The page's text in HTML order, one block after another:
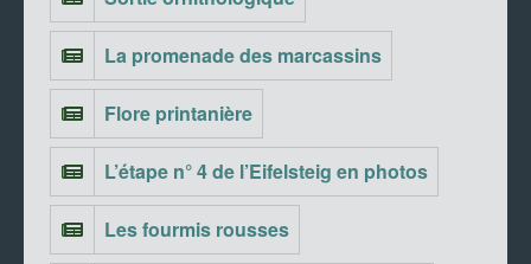
La promenade des marcassins
Flore printanière
L’étape n° 4 de l’Eifelsteig en photos
Les fourmis rousses